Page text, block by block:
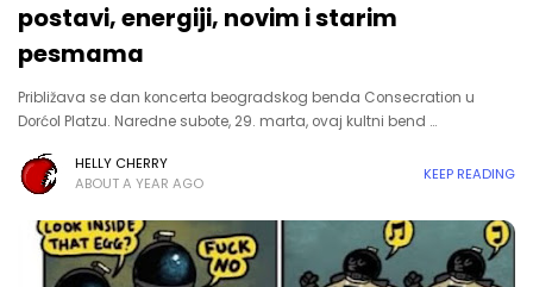
postavi, energiji, novim i starim
pesmama
Približava se dan koncerta beogradskog benda Consecration u
Dorćol Platzu. Naredne subote, 29. marta, ovaj kultni bend …
HELLY CHERRY
ABOUT A YEAR AGO
KEEP READING